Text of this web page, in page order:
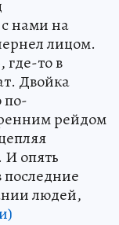
нами на
лицом.
где-то в
Двойка
по-
рейдом
И опять
людей,